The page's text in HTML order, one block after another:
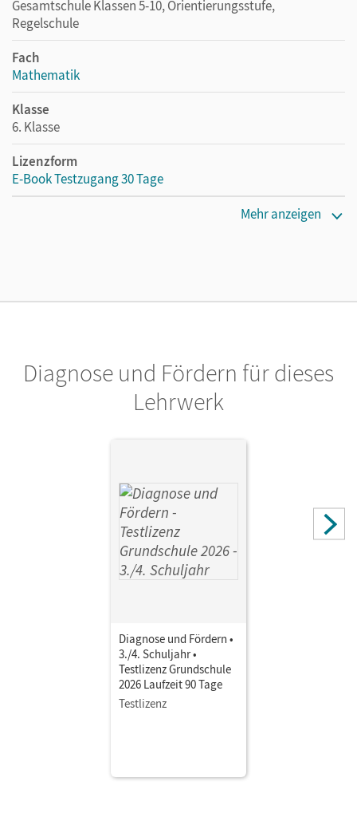
Gesamtschule Klassen 5-10, Orientierungsstufe,
Regelschule
Fach
Mathematik
Klasse
6. Klasse
Lizenzform
E-Book Testzugang 30 Tage
Mehr anzeigen
Diagnose und Fördern für dieses
Lehrwerk
Diagnose und Fördern •
3./4. Schuljahr •
Testlizenz Grundschule
2026 Laufzeit 90 Tage
Testlizenz